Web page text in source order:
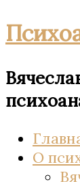
О